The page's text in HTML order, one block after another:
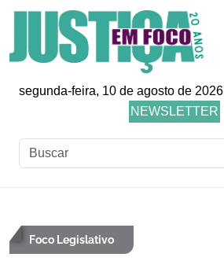
segunda-feira, 10 de agosto de 2026
NEWSLETTER
Foco Legislativo